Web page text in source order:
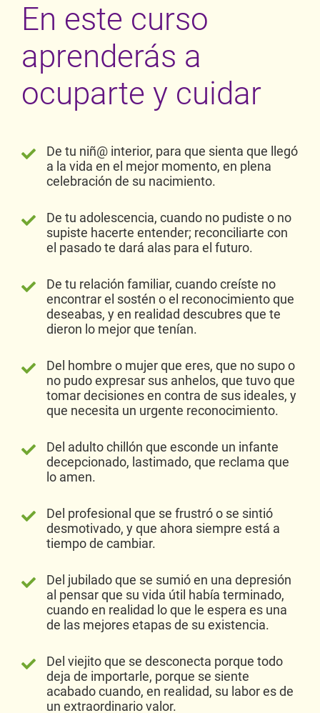
En este curso
aprenderás a
ocuparte y cuidar
De tu niñ@ interior, para que sienta que llegó
a la vida en el mejor momento, en plena
celebración de su nacimiento.
De tu adolescencia, cuando no pudiste o no
supiste hacerte entender; reconciliarte con
el pasado te dará alas para el futuro.
De tu relación familiar, cuando creíste no
encontrar el sostén o el reconocimiento que
deseabas, y en realidad descubres que te
dieron lo mejor que tenían.
Del hombre o mujer que eres, que no supo o
no pudo expresar sus anhelos, que tuvo que
tomar decisiones en contra de sus ideales, y
que necesita un urgente reconocimiento.
Del adulto chillón que esconde un infante
decepcionado, lastimado, que reclama que
lo amen.
Del profesional que se frustró o se sintió
desmotivado, y que ahora siempre está a
tiempo de cambiar.
Del jubilado que se sumió en una depresión
al pensar que su vida útil había terminado,
cuando en realidad lo que le espera es una
de las mejores etapas de su existencia.
Del viejito que se desconecta porque todo
deja de importarle, porque se siente
acabado cuando, en realidad, su labor es de
un extraordinario valor.